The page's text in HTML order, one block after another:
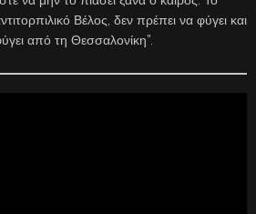
Βέλος, δεν πρέπει να φύγει και
από τη Θεσσαλονίκη”.